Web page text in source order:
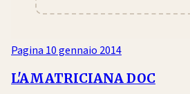
Pagina 10 gennaio 2014
L'AMATRICIANA DOC